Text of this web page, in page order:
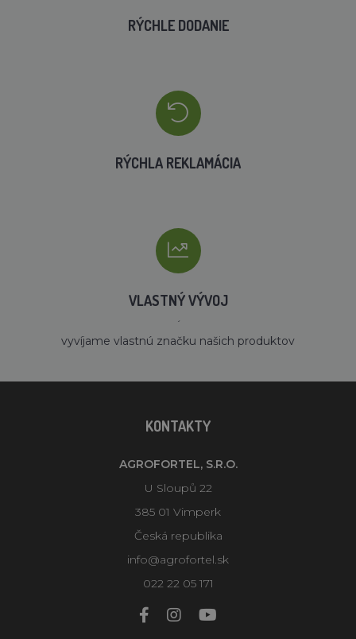
RÝCHLE DODANIE
RÝCHLA REKLAMÁCIA
VLASTNÝ VÝVOJ
´
vyvíjame vlastnú značku našich produktov
KONTAKTY
AGROFORTEL, S.R.O.
U Sloupů 22
385 01 Vimperk
Česká republika
info@agrofortel.sk
022 22 05 171